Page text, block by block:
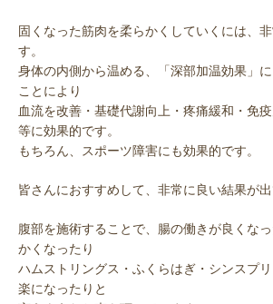
固くなった筋肉を柔らかくしていくには、
す。
身体の内側から温める、「深部加温効果」
ことにより
血流を改善・基礎代謝向上・疼痛緩和・免
等に効果的です。
もちろん、スポーツ障害にも効果的です。
皆さんにおすすめして、非常に良い結果が出
腹部を施術することで、腸の働きが良くな
かくなったり
ハムストリングス・ふくらはぎ・シンスプ
楽になったりと